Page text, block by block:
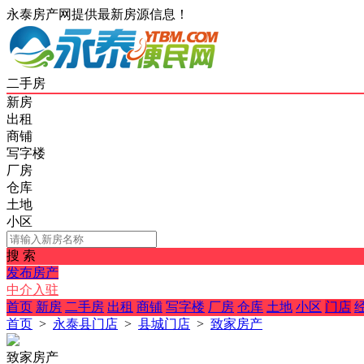
永泰房产网提供最新房源信息！
二手房
新房
出租
商铺
写字楼
厂房
仓库
土地
小区
搜 索
发布房产
中介入驻
首页 新房 二手房 出租 商铺 写字楼 厂房 仓库 土地 小区 门店
首页 > 永泰县门店 > 县城门店 > 致家房产
致家房产